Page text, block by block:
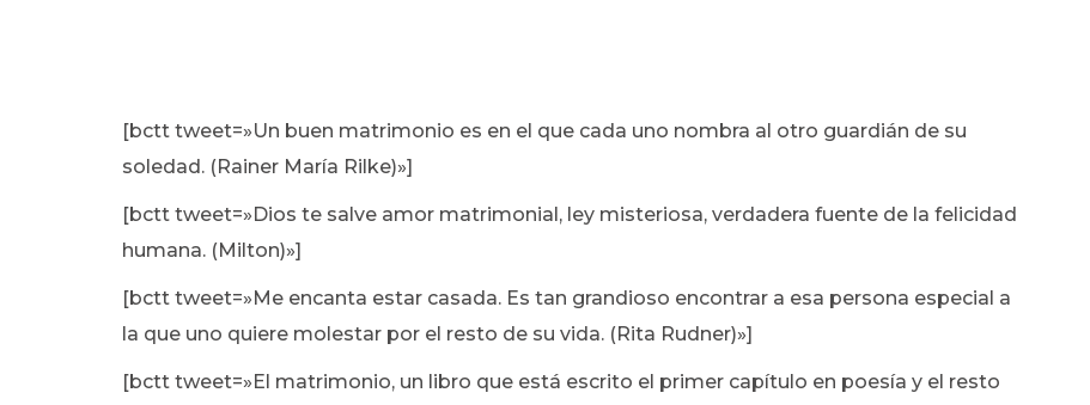
[bctt tweet=»Un buen matrimonio es en el que cada uno nombra al otro guardián de su
soledad. (Rainer María Rilke)»]
[bctt tweet=»Dios te salve amor matrimonial, ley misteriosa, verdadera fuente de la felicidad
humana. (Milton)»]
[bctt tweet=»Me encanta estar casada. Es tan grandioso encontrar a esa persona especial a
la que uno quiere molestar por el resto de su vida. (Rita Rudner)»]
[bctt tweet=»El matrimonio, un libro que está escrito el primer capítulo en poesía y el resto